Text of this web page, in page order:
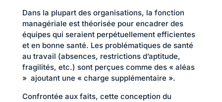
Dans la plupart des organisations, la fonction
managériale est théorisée pour encadrer des
équipes qui seraient perpétuellement efficientes
et en bonne santé. Les problématiques de santé
au travail (absences, restrictions d’aptitude,
fragilités, etc.) sont perçues comme des « aléas
» ajoutant une « charge supplémentaire ».
Confrontée aux faits, cette conception du